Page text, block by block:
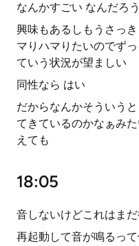
なんかすごい なんだろ
興味もあるしもうさっ
マりハマりたいのでず
ていう状況が望ましい
同性なら はい
だからなんかそういう
てきているのかなぁみ
えても
18:05
音しないけどこれはま
再起動して音が鳴るっ